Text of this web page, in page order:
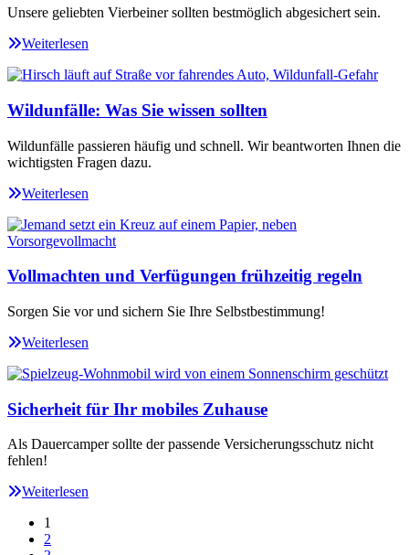
Unsere geliebten Vierbeiner sollten bestmöglich abgesichert sein.
Weiterlesen
Wildunfälle: Was Sie wissen sollten
Wildunfälle passieren häufig und schnell. Wir beantworten Ihnen die
wichtigsten Fragen dazu.
Weiterlesen
Vollmachten und Verfügungen frühzeitig regeln
Sorgen Sie vor und sichern Sie Ihre Selbstbestimmung!
Weiterlesen
Sicherheit für Ihr mobiles Zuhause
Als Dauercamper sollte der passende Versicherungsschutz nicht
fehlen!
Weiterlesen
1
2